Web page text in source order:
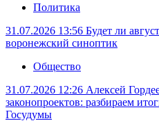
Политика
31.07.2026 13:56 Будет ли
воронежский синоптик
Общество
31.07.2026 12:26 Алексей
законопроектов: разбираем
Госудумы